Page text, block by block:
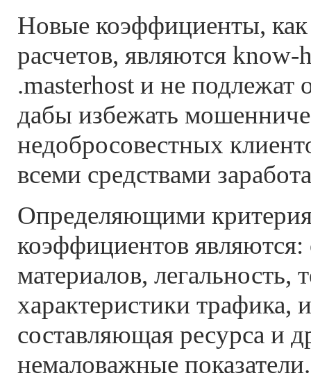
Новые коэффициенты,
расчетов, являются
.masterhost и не подлежат
дабы избежать
недобросовестных
всеми средствами
Определяющими
коэффициентов являются:
материалов, легальность,
характеристики трафика,
составляющая ресурса и
немаловажные показатели.